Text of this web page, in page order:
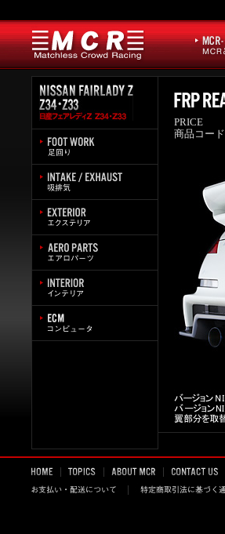
PRICE
商品コード